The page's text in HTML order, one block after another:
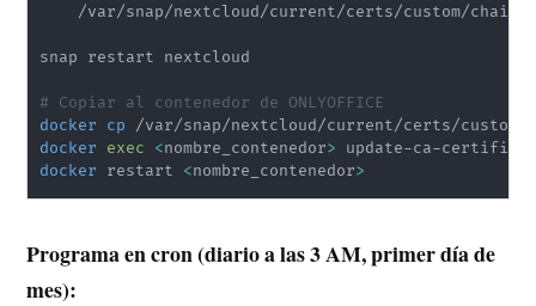
/var/snap/nextcloud/current/certs/custom/
snap restart nextcloud
# Copiar al contenedor de ONLYOFFICE
docker
cp /var/snap/nextcloud/current/certs/custom/
docker
exec <nombre_contenedor>
docker restart <nombre_contenedor>
Programa en cron (diario a las 3 AM, primer día de
mes):